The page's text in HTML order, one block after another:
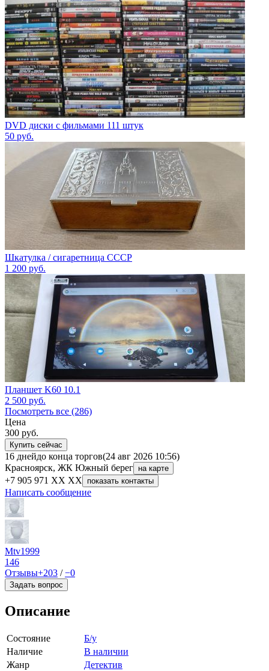
DVD диски с фильмами 111 штук
50 руб.
Шкатулка / сигаретница СССР
1 200 руб.
Планшет K60 10.1
2 500 руб.
Посмотреть все (286)
Цена
300 руб.
Купить сейчас
16 днейдо конца торгов(24 авг 2026 10:56)
Красноярск, ЖК Южный берег на карте
+7 905 971 XX XX показать контакты
Написать сообщение
Mtv1999
146
Отзывы+203 /−0
Задать вопрос
Описание
Состояние
Б/у
Наличие
В наличии
Жанр
Детектив